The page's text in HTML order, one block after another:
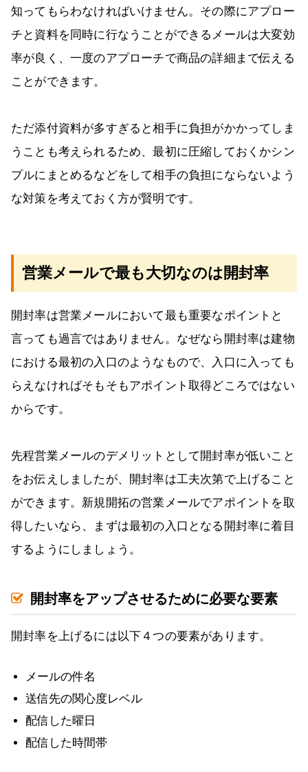
知ってもらわなければいけません。その際にアプロー
チと資料を同時に行なうことができるメールは大変効
率が良く、一度のアプローチで商品の詳細まで伝える
ことができます。
ただ添付資料が多すぎると相手に負担がかかってしま
うことも考えられるため、最初に圧縮しておくかシン
プルにまとめるなどをして相手の負担にならないよう
な対策を考えておく方が賢明です。
営業メールで最も大切なのは開封率
開封率は営業メールにおいて最も重要なポイントと
言っても過言ではありません。なぜなら開封率は建物
における最初の入口のようなもので、入口に入っても
らえなければそもそもアポイント取得どころではない
からです。
先程営業メールのデメリットとして開封率が低いこと
をお伝えしましたが、開封率は工夫次第で上げること
ができます。新規開拓の営業メールでアポイントを取
得したいなら、まずは最初の入口となる開封率に着目
するようにしましょう。
開封率をアップさせるために必要な要素
開封率を上げるには以下４つの要素があります。
メールの件名
送信先の関心度レベル
配信した曜日
配信した時間帯